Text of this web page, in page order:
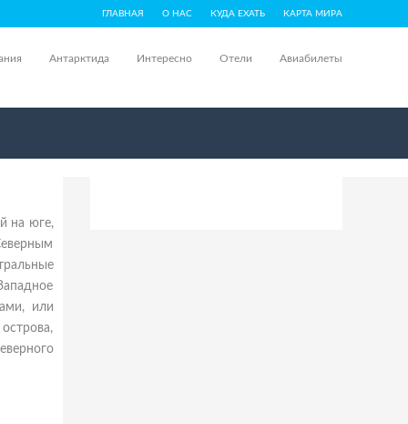
ГЛАВНАЯ О НАС КУДА ЕХАТЬ КАРТА МИРА
Антарктида Интересно Отели Авиабилеты
на юге,
или